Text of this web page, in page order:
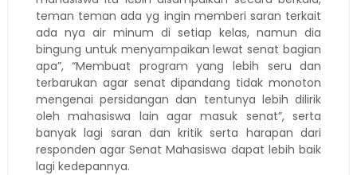
teman teman ada yg ingin memberi saran terkait
ada nya air minum di setiap kelas, namun dia
bingung untuk menyampaikan lewat senat bagian
apa”, “Membuat program yang lebih seru dan
terbarukan agar senat dipandang tidak monoton
mengenai persidangan dan tentunya lebih dilirik
oleh mahasiswa lain agar masuk senat”, serta
banyak lagi saran dan kritik serta harapan dari
responden agar Senat Mahasiswa dapat lebih baik
lagi kedepannya.